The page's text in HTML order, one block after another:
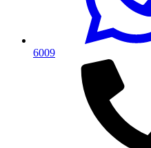
6009